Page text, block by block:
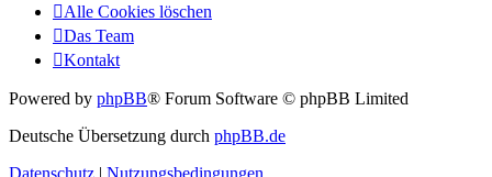
Alle Cookies löschen
Das Team
Kontakt
Powered by phpBB® Forum Software © phpBB Limited
Deutsche Übersetzung durch phpBB.de